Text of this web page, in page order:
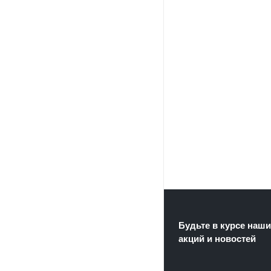
Будьте в курсе
акций и новостей